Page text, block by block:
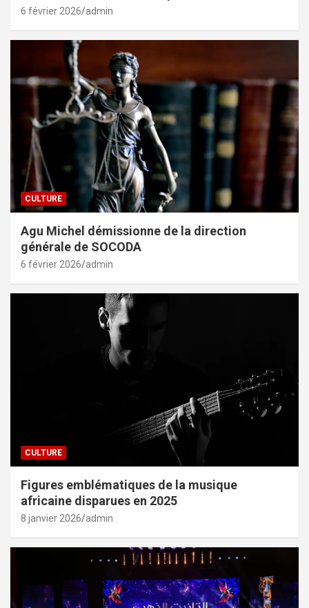
6 février 2026 admin
CULTURE
Agu Michel démissionne de la direction
générale de SOCODA
6 février 2026 admin
CULTURE
Figures emblématiques de la musique
africaine disparues en 2025
8 janvier 2026 admin